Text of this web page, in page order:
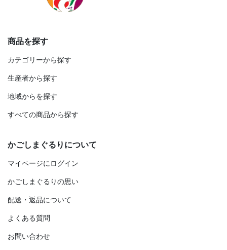
商品を探す
カテゴリーから探す
生産者から探す
地域からを探す
すべての商品から探す
かごしまぐるりについて
マイページにログイン
かごしまぐるりの思い
配送・返品について
よくある質問
お問い合わせ